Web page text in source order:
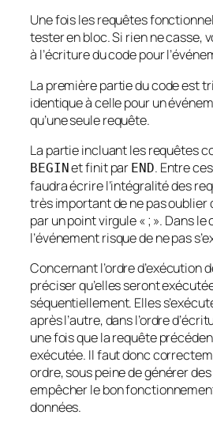
Une fois les requêtes
tester en bloc. Si rien ne casse,
à l’écriture du code pour
La première partie du code est
identique à celle pour un
qu’une seule requête.
La partie incluant les requêtes
BEGINet finit par END. Entre
faudra écrire l’intégralité des
très important de ne pas oublier
par un point virgule « ; ». Dans
l’événement risque de ne pas
Concernant l’ordre d’exécution
préciser qu’elles seront
séquentiellement. Elles
après l’autre, dans l’ordre
une fois que la requête
exécutée. Il faut donc
ordre, sous peine de générer
empêcher le bon
données.